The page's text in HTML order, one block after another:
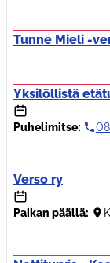
Tunne Mieli -
Yksilöllistä
Puhelimitse:
Verso ry
Paikan päällä: